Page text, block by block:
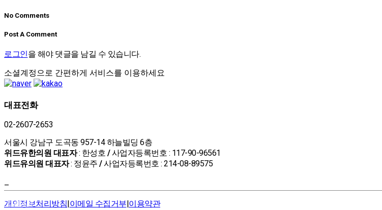
No Comments
Post A Comment
로그인을 해야 댓글을 남길 수 있습니다.
소셜계정으로 간편하게 서비스를 이용하세요
대표전화
02-2607-2653
서울시 강남구 도곡동 957-14 하늘빌딩 6층
위드유한의원 대표자: 한성호 /사업자등록번호 : 117-90-96561
위드유의원 대표자: 정윤주 /사업자등록번호 : 214-08-89575
–
개인정보처리방침|이메일 수집거부|이용약관
온라인예약